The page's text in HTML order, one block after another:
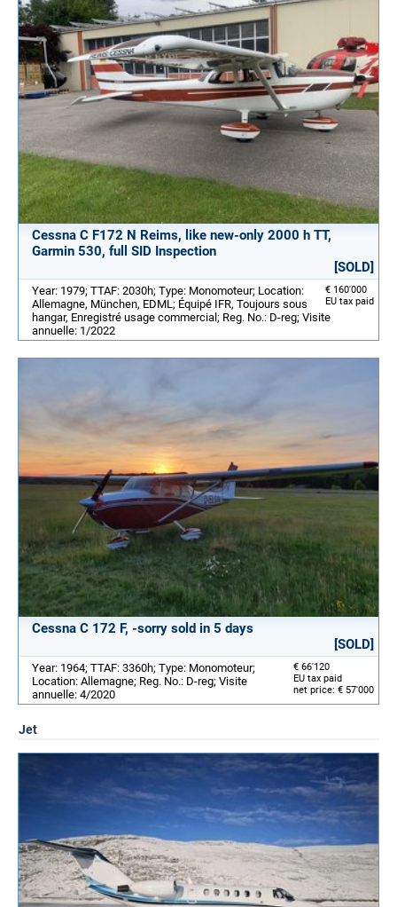
Cessna C F172 N Reims, like new-only 2000 h TT,
Garmin 530, full SID Inspection
[SOLD]
€ 160'000
EU tax paid
Year: 1979; TTAF: 2030h; Type: Monomoteur; Location:
Allemagne, München, EDML; Équipé IFR, Toujours sous
hangar, Enregistré usage commercial; Reg. No.: D-reg; Visite
annuelle: 1/2022
Cessna C 172 F, -sorry sold in 5 days
[SOLD]
€ 66'120
EU tax paid
net price: € 57'000
Year: 1964; TTAF: 3360h; Type: Monomoteur;
Location: Allemagne; Reg. No.: D-reg; Visite
annuelle: 4/2020
Jet